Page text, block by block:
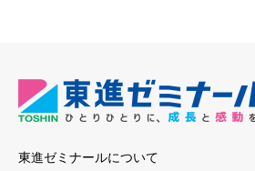
東進ゼミナールについて